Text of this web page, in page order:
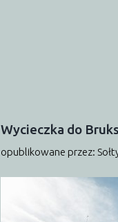
Wycieczka do
opublikowane przez: